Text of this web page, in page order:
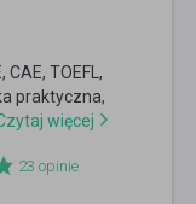
CAE, TOEFL,
praktyczna,
więcej
23 opinie